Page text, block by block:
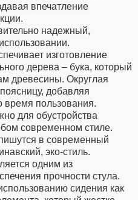
впечатление
надежный,
изготовление
дерева – бука, который
древесины. Округлая
добавляя
время пользования.
для обустройства
современном стиле.
в современный
эко-стиль.
одним из
прочности стула.
сидения как